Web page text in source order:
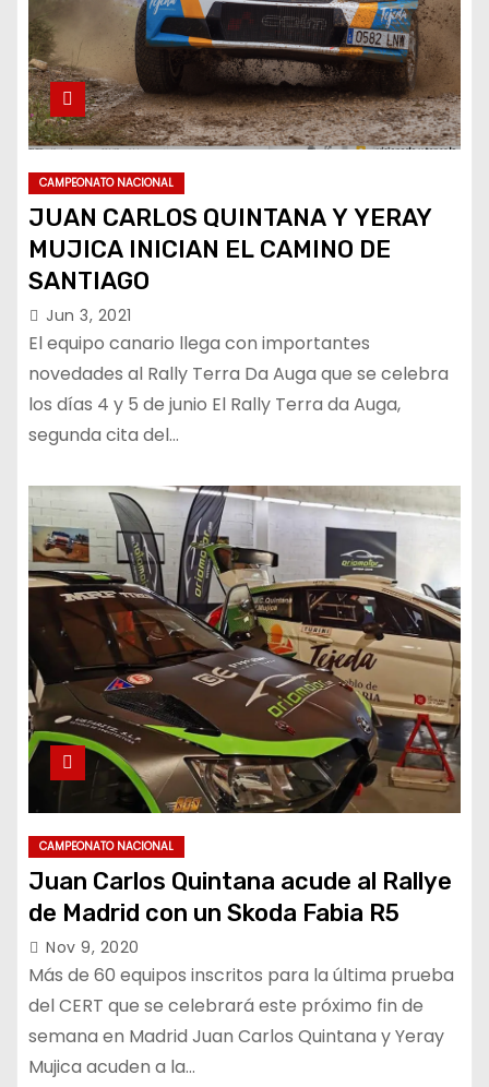
CAMPEONATO NACIONAL
JUAN CARLOS QUINTANA Y YERAY
MUJICA INICIAN EL CAMINO DE
Jun 3, 2021
El equipo canario llega con importantes
novedades al Rally Terra Da Auga que se celebra
los días 4 y 5 de junio El Rally Terra da Auga,
segunda cita del…
CAMPEONATO NACIONAL
Juan Carlos Quintana acude al Rallye
de Madrid con un Skoda Fabia R5
Nov 9, 2020
Más de 60 equipos inscritos para la última prueba
del CERT que se celebrará este próximo fin de
semana en Madrid Juan Carlos Quintana y Yeray
Mujica acuden a la…